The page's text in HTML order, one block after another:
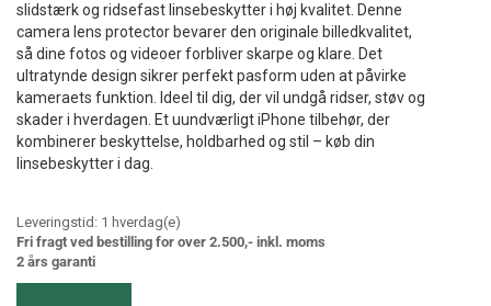
slidstærk og ridsefast linsebeskytter i høj kvalitet. Denne
camera lens protector bevarer den originale billedkvalitet,
så dine fotos og videoer forbliver skarpe og klare. Det
ultratynde design sikrer perfekt pasform uden at påvirke
kameraets funktion. Ideel til dig, der vil undgå ridser, støv og
skader i hverdagen. Et uundværligt iPhone tilbehør, der
kombinerer beskyttelse, holdbarhed og stil – køb din
linsebeskytter i dag.
Leveringstid: 1 hverdag(e)
Fri fragt ved bestilling for over 2.500,- inkl. moms
2 års garanti